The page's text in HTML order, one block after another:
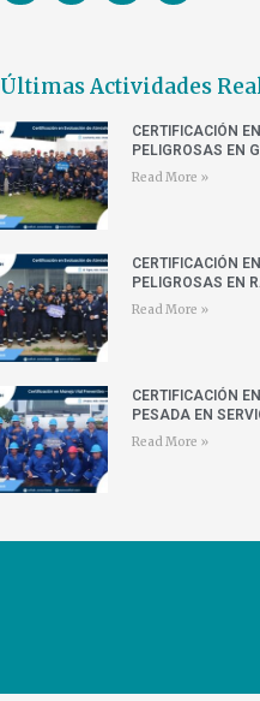
Últimas Actividades
CERTIFICACIÓN
PELIGROSAS EN
Read More »
CERTIFICACIÓN
PELIGROSAS EN
Read More »
CERTIFICACIÓN
PESADA EN
Read More »